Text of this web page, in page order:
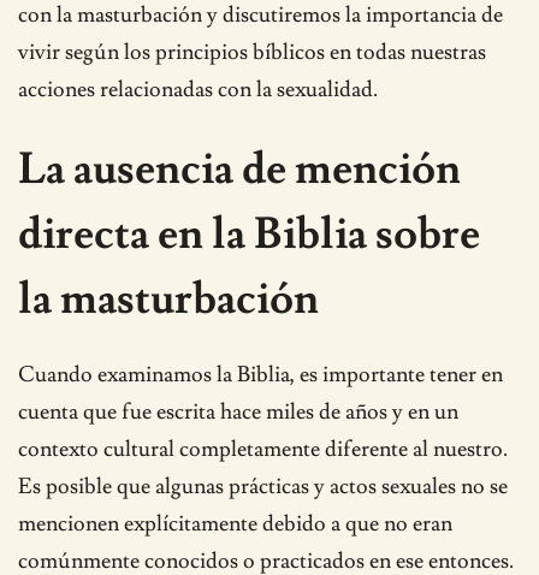
con la masturbación y discutiremos la importancia de
vivir según los principios bíblicos en todas nuestras
acciones relacionadas con la sexualidad.
La ausencia de mención
directa en la Biblia sobre
la masturbación
Cuando examinamos la Biblia, es importante tener en
cuenta que fue escrita hace miles de años y en un
contexto cultural completamente diferente al nuestro.
Es posible que algunas prácticas y actos sexuales no se
mencionen explícitamente debido a que no eran
comúnmente conocidos o practicados en ese entonces.